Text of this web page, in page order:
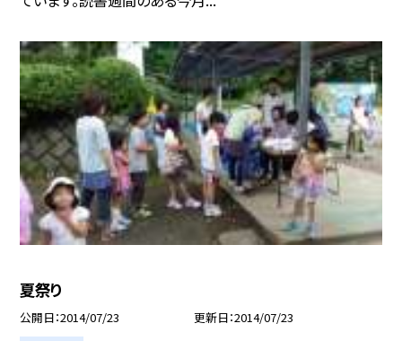
夏祭り
公開日 2014/07/23 更新日 2014/07/23